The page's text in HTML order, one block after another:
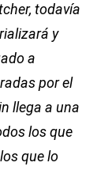
todavía
y
a
por el
llega a una
los que
que lo